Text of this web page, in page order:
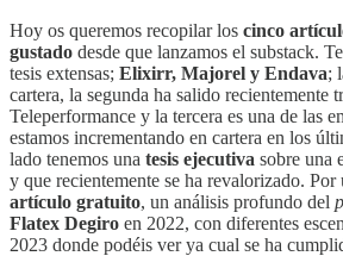
Hoy os queremos recopilar los cinco
gustado desde que lanzamos el substack.
tesis extensas; Elixirr, Majorel y Endava;
cartera, la segunda ha salido recientemente
Teleperformance y la tercera es una de las
estamos incrementando en cartera en los
lado tenemos una tesis ejecutiva sobre una
y que recientemente se ha revalorizado.
artículo gratuito, un análisis profundo del
Flatex Degiro en 2022, con diferentes
2023 donde podéis ver ya cual se ha